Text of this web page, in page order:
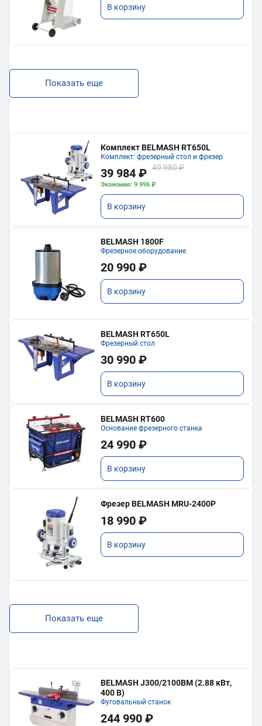
В корзину
Показать еще
Комплект BELMASH RT650L
Комплект: фрезерный стол и фрезер
39 984 ₽ 49 980 ₽
Экономия: 9 996 ₽
В корзину
BELMASH 1800F
Фрезерное оборудование
20 990 ₽
В корзину
BELMASH RT650L
Фрезерный стол
30 990 ₽
В корзину
BELMASH RT600
Основание фрезерного станка
24 990 ₽
В корзину
Фрезер BELMASH MRU-2400P
18 990 ₽
В корзину
Показать еще
BELMASH J300/2100ВМ (2.88 кВт,
400 В)
Фуговальный станок
244 990 ₽